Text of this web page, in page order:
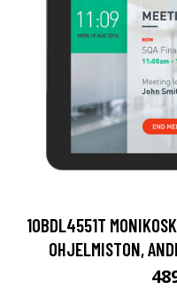
10BDL4551T
OHJELMISTON,